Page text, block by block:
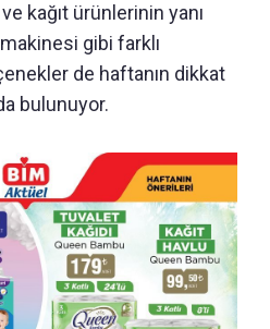
kağıt ürünlerinin yanı
gibi farklı
de haftanın dikkat
bulunuyor.